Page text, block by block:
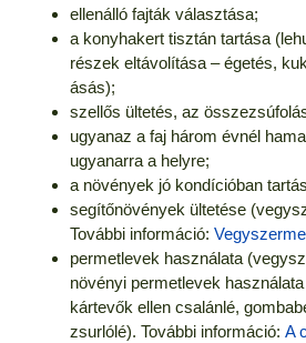
ellenálló fajták választása;
a konyhakert tisztán tartása
részek eltávolítása – égetés,
ásás);
szellős ültetés, az
ugyanaz a faj három évnél
ugyanarra a helyre;
a növények jó kondícióban
segítőnövények ültetése
További információ:
permetlevek használata
növényi permetlevek
kártevők ellen csalánlé,
zsurlólé). További információ: A